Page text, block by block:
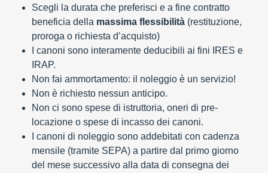
Scegli la durata che preferisci e a fine contratto
beneficia della massima flessibilità (restituzione,
proroga o richiesta d’acquisto)
I canoni sono interamente deducibili ai fini IRES e
IRAP.
Non fai ammortamento: il noleggio è un servizio!
Non è richiesto nessun anticipo.
Non ci sono spese di istruttoria, oneri di pre-
locazione o spese di incasso dei canoni.
I canoni di noleggio sono addebitati con cadenza
mensile (tramite SEPA) a partire dal primo giorno
del mese successivo alla data di consegna dei